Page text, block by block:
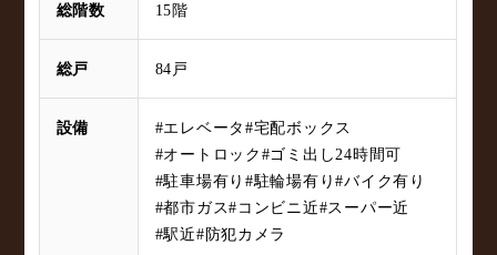
総階数 15階
総戸 84戸
設備 #エレベータ#宅配ボックス
#オートロック#ゴミ出し24時間可
#駐車場有り#駐輪場有り#バイク有り
#都市ガス#コンビニ近#スーパー近
#駅近#防犯カメラ